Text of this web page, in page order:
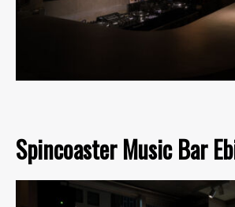
Spincoaster Music Bar